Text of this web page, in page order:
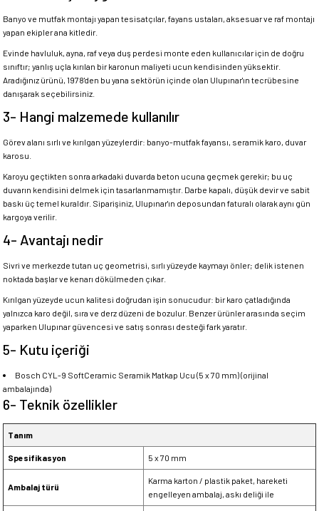
Banyo ve mutfak montajı yapan tesisatçılar, fayans ustaları, aksesuar ve raf montajı
yapan ekipler ana kitledir.
Evinde havluluk, ayna, raf veya duş perdesi monte eden kullanıcılar için de doğru
sınıftır; yanlış uçla kırılan bir karonun maliyeti ucun kendisinden yüksektir.
Aradığınız ürünü, 1978'den bu yana sektörün içinde olan Ulupınar'ın tecrübesine
danışarak seçebilirsiniz.
3- Hangi malzemede kullanılır
Görev alanı sırlı ve kırılgan yüzeylerdir: banyo-mutfak fayansı, seramik karo, duvar
karosu.
Karoyu geçtikten sonra arkadaki duvarda beton ucuna geçmek gerekir; bu uç
duvarın kendisini delmek için tasarlanmamıştır. Darbe kapalı, düşük devir ve sabit
baskı üç temel kuraldır. Siparişiniz, Ulupınar'ın deposundan faturalı olarak aynı gün
kargoya verilir.
4- Avantajı nedir
Sivri ve merkezde tutan uç geometrisi, sırlı yüzeyde kaymayı önler; delik istenen
noktada başlar ve kenarı dökülmeden çıkar.
Kırılgan yüzeyde ucun kalitesi doğrudan işin sonucudur: bir karo çatladığında
yalnızca karo değil, sıra ve derz düzeni de bozulur. Benzer ürünler arasında seçim
yaparken Ulupınar güvencesi ve satış sonrası desteği fark yaratır.
5- Kutu içeriği
Bosch CYL-9 SoftCeramic Seramik Matkap Ucu (5 x 70 mm) (orijinal
ambalajında)
6- Teknik özellikler
Tanım
Spesifikasyon 5 x 70 mm
Ambalaj türü
Karma karton / plastik paket, hareketi
engelleyen ambalaj, askı deliği ile